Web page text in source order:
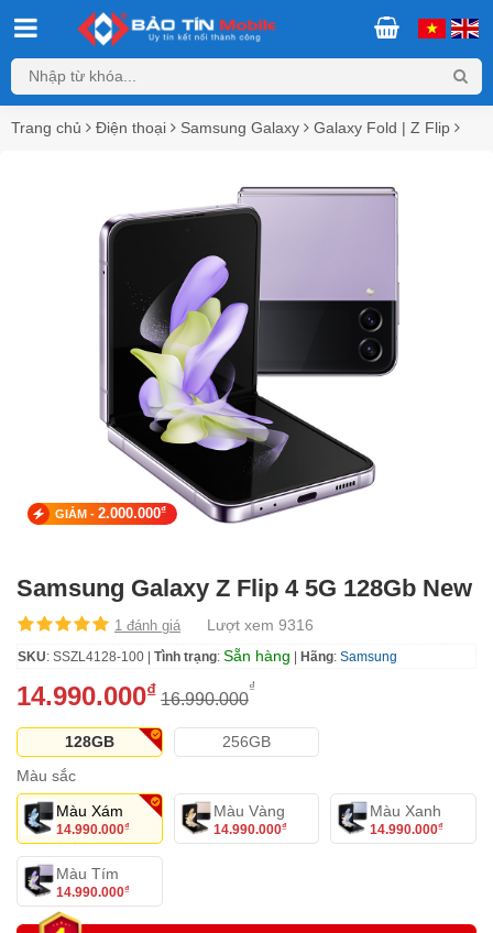
Trang chủ Điện thoại Samsung Galaxy Galaxy Fold | Z Flip
GIẢM - 2.000.000₫
Samsung Galaxy Z Flip 4 5G 128Gb New
1 đánh giá Lượt xem 9316
SKU: SSZL4128-100 | Tình trạng: Sẵn hàng | Hãng: Samsung
14.990.000₫ 16.990.000
₫
128GB
256GB
Màu sắc
Màu Xám
14.990.000₫
Màu Vàng
14.990.000₫
Màu Xanh
14.990.000₫
Màu Tím
14.990.000₫